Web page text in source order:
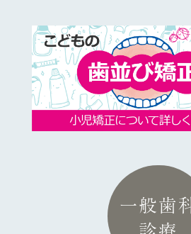
一般歯